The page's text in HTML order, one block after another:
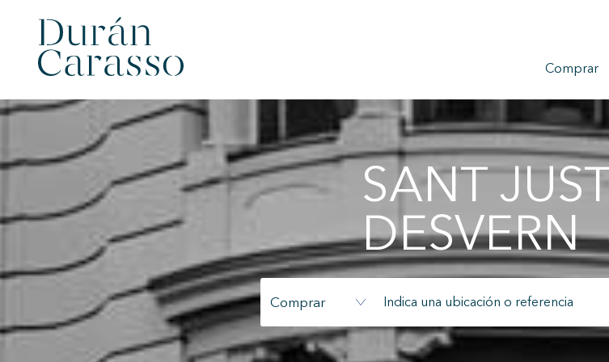
Comprar
SANT JUST
DESVERN
ComprarModificar cookies